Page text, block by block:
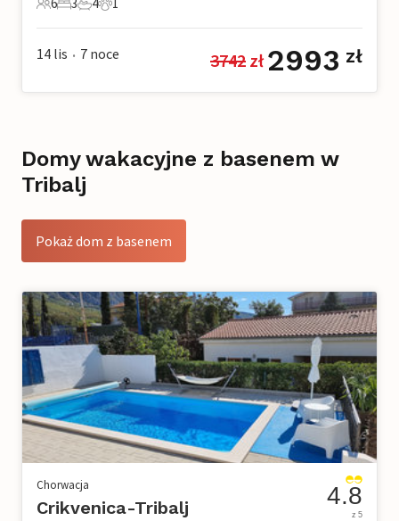
6 Goście
6
3 Sypialnie
3
4 Łazienki
4
1 Zwierzę domowe
1
14 lis • 7 noce 3742 zł 2993 zł
Domy wakacyjne z basenem w
Tribalj
Pokaż dom z basenem
Chorwacja
Crikvenica-Tribalj 4.8
z 5